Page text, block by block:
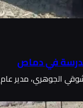
في دماص
الجوهري، مدير عام